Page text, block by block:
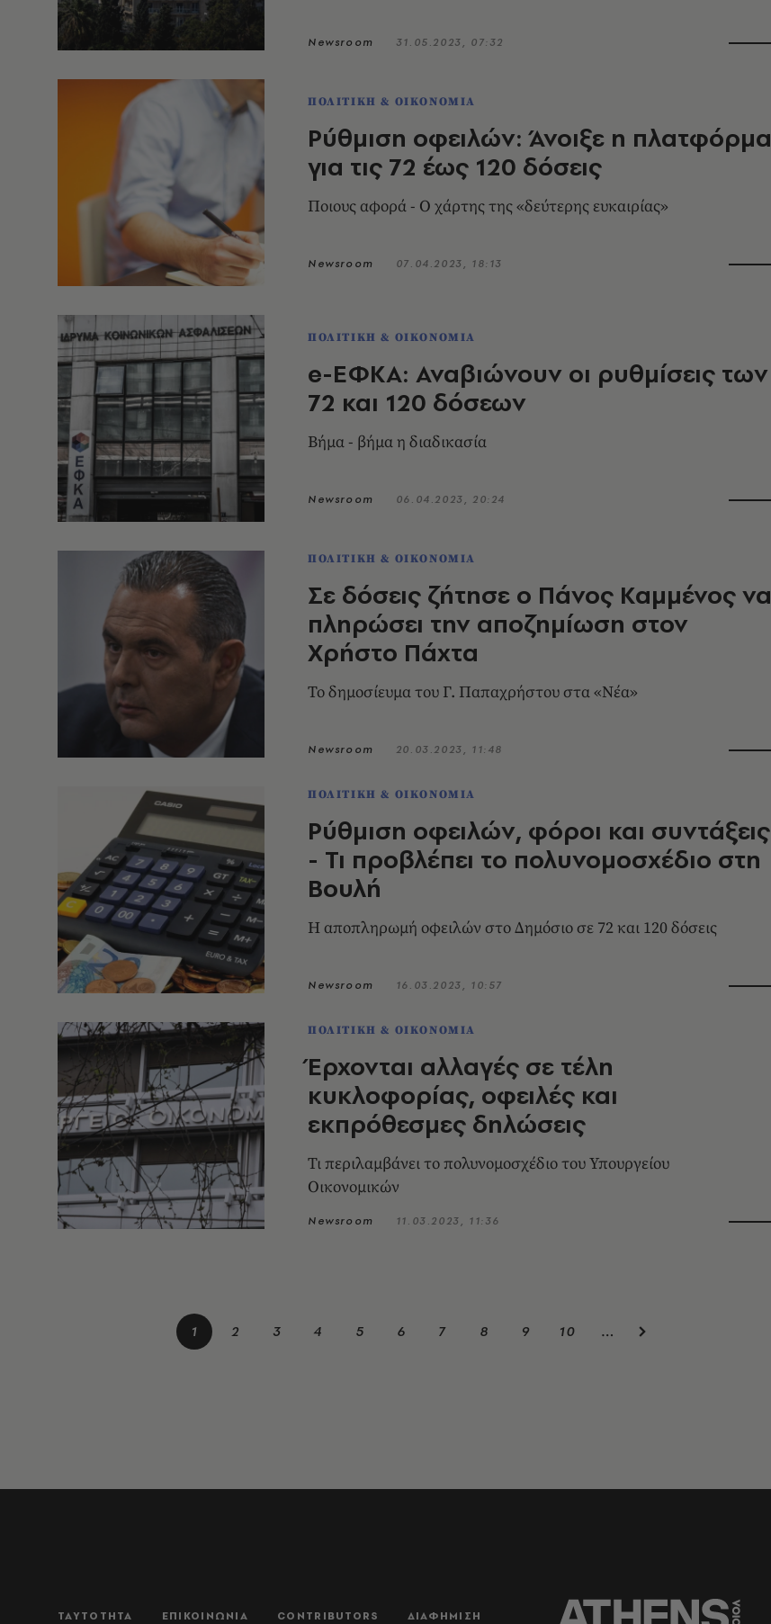
Newsroom 31.05.2023, 07:32
ΠΟΛΙΤΙΚΗ & ΟΙΚΟΝΟΜΙΑ
Ρύθμιση οφειλών: Άνοιξε η πλατφόρμα
για τις 72 έως 120 δόσεις
Ποιους αφορά - O χάρτης της «δεύτερης ευκαιρίας»
Newsroom 07.04.2023, 18:13
ΠΟΛΙΤΙΚΗ & ΟΙΚΟΝΟΜΙΑ
e-ΕΦΚΑ: Αναβιώνουν οι ρυθμίσεις των
72 και 120 δόσεων
Βήμα - βήμα η διαδικασία
Newsroom 06.04.2023, 20:24
ΠΟΛΙΤΙΚΗ & ΟΙΚΟΝΟΜΙΑ
Σε δόσεις ζήτησε ο Πάνος Καμμένος να
πληρώσει την αποζημίωση στον
Χρήστο Πάχτα
Το δημοσίευμα του Γ. Παπαχρήστου στα «Νέα»
Newsroom 20.03.2023, 11:48
ΠΟΛΙΤΙΚΗ & ΟΙΚΟΝΟΜΙΑ
Ρύθμιση οφειλών, φόροι και συντάξεις
- Τι προβλέπει το πολυνομοσχέδιο στη
Βουλή
Η αποπληρωμή οφειλών στο Δημόσιο σε 72 και 120 δόσεις
Newsroom 16.03.2023, 10:57
ΠΟΛΙΤΙΚΗ & ΟΙΚΟΝΟΜΙΑ
Έρχονται αλλαγές σε τέλη
κυκλοφορίας, οφειλές και
εκπρόθεσμες δηλώσεις
Τι περιλαμβάνει το πολυνομοσχέδιο του Υπουργείου
Οικονομικών
Newsroom 11.03.2023, 11:36
1 2 3 4 5 6 7 8 9 10 …
ΤΑΥΤΟΤΗΤΑ ΕΠΙΚΟΙΝΩΝΙΑ CONTRIBUTORS ΔΙΑΦΗΜΙΣΗ